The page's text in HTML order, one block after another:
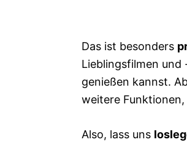
Das ist besonders
Lieblingsfilmen und
genießen kannst.
weitere Funktionen,
Also, lass uns